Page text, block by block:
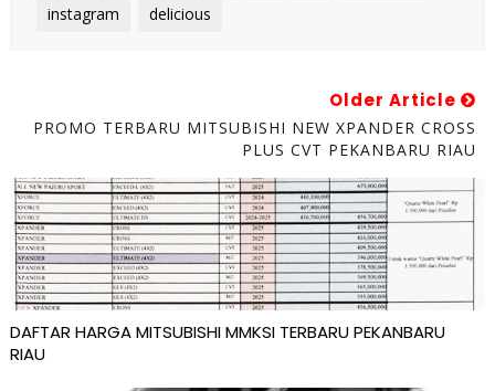
instagram
delicious
Older Article
PROMO TERBARU MITSUBISHI NEW XPANDER CROSS
PLUS CVT PEKANBARU RIAU
DAFTAR HARGA MITSUBISHI MMKSI TERBARU PEKANBARU
RIAU